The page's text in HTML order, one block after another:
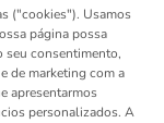
("cookies"). Usamos
página possa
seu consentimento,
de marketing com a
apresentarmos
personalizados. A